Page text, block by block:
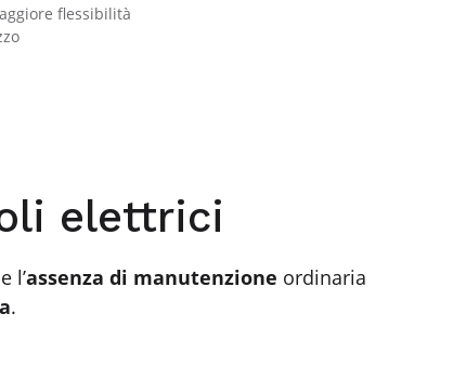
flessibilità
elettrici
e l’assenza di manutenzione ordinaria
.